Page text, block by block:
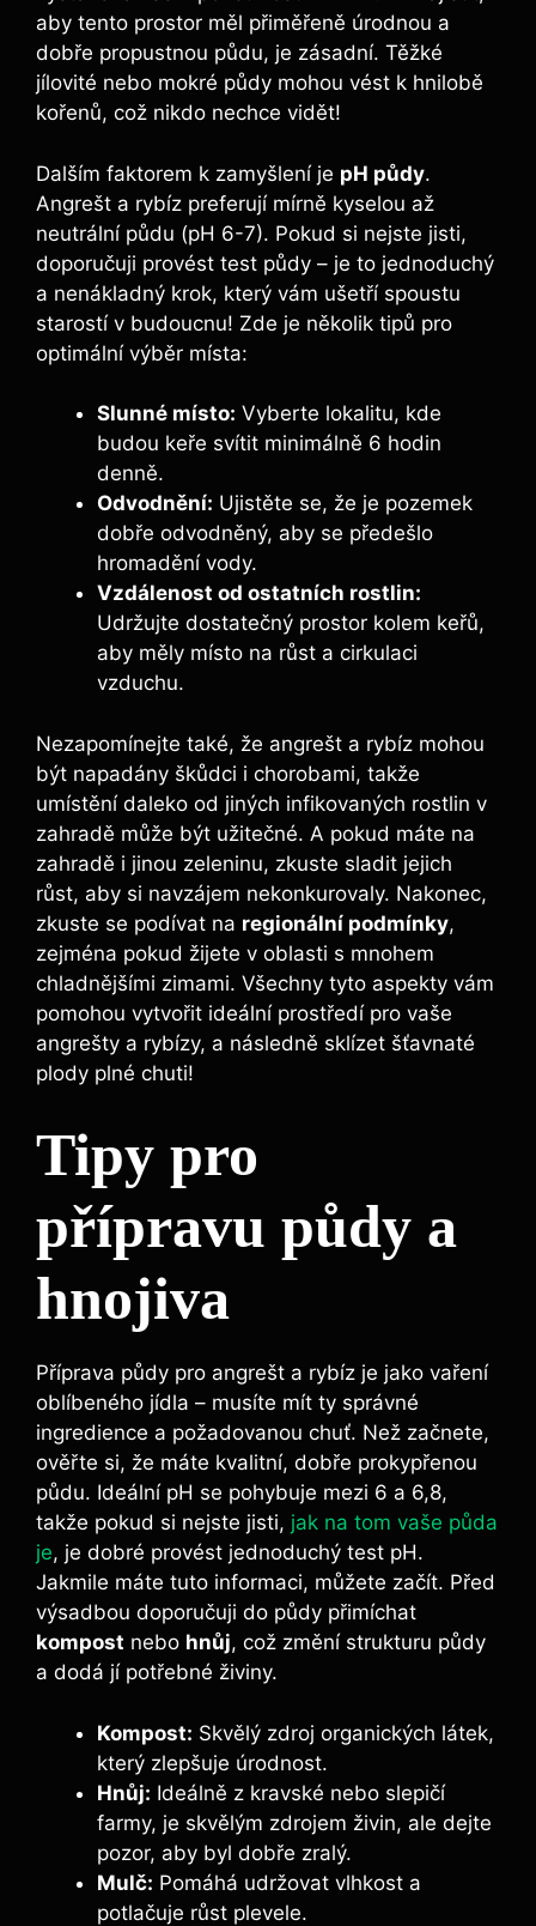
aby tento prostor měl přiměřeně úrodnou a
dobře propustnou půdu, je zásadní. Těžké
jílovité nebo mokré půdy mohou vést k hnilobě
kořenů, což nikdo nechce vidět!
Dalším faktorem k zamyšlení je pH půdy.
Angrešt a rybíz preferují mírně kyselou až
neutrální půdu (pH 6-7). Pokud si nejste jisti,
doporučuji provést test půdy – je to jednoduchý
a nenákladný krok, který vám ušetří spoustu
starostí v budoucnu! Zde je několik tipů pro
optimální výběr místa:
Slunné místo: Vyberte lokalitu, kde
budou keře svítit minimálně 6 hodin
denně.
Odvodnění: Ujistěte se, že je pozemek
dobře odvodněný, aby se předešlo
hromadění vody.
Vzdálenost od ostatních rostlin:
Udržujte dostatečný prostor kolem keřů,
aby měly místo na růst a cirkulaci
vzduchu.
Nezapomínejte také, že angrešt a rybíz mohou
být napadány škůdci i chorobami, takže
umístění daleko od jiných infikovaných rostlin v
zahradě může být užitečné. A pokud máte na
zahradě i jinou zeleninu, zkuste sladit jejich
růst, aby si navzájem nekonkurovaly. Nakonec,
zkuste se podívat na regionální podmínky,
zejména pokud žijete v oblasti s mnohem
chladnějšími zimami. Všechny tyto aspekty vám
pomohou vytvořit ideální prostředí pro vaše
angrešty a rybízy, a následně sklízet šťavnaté
plody plné chuti!
Tipy pro
přípravu půdy a
hnojiva
Příprava půdy pro angrešt a rybíz je jako vaření
oblíbeného jídla – musíte mít ty správné
ingredience a požadovanou chuť. Než začnete,
ověřte si, že máte kvalitní, dobře prokypřenou
půdu. Ideální pH se pohybuje mezi 6 a 6,8,
takže pokud si nejste jisti, jak na tom vaše půda
je, je dobré provést jednoduchý test pH.
Jakmile máte tuto informaci, můžete začít. Před
výsadbou doporučuji do půdy přimíchat
kompost nebo hnůj, což změní strukturu půdy
a dodá jí potřebné živiny.
Kompost: Skvělý zdroj organických látek,
který zlepšuje úrodnost.
Hnůj: Ideálně z kravské nebo slepičí
farmy, je skvělým zdrojem živin, ale dejte
pozor, aby byl dobře zralý.
Mulč: Pomáhá udržovat vlhkost a
potlačuje růst plevele.